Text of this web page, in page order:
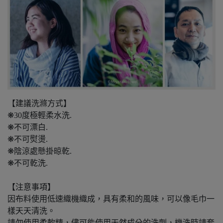
【建議洗滌方式】
❋30度極輕柔水洗.
❋不可漂白.
❋不可熨燙.
❋陰涼處懸掛晾乾.
❋不可乾洗.
【注意事項】
因布料使用低速織機織成，具有柔和的風味，可以像毛巾一
樣天天清洗。